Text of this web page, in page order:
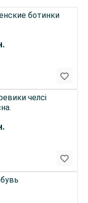
ботинки
челсі